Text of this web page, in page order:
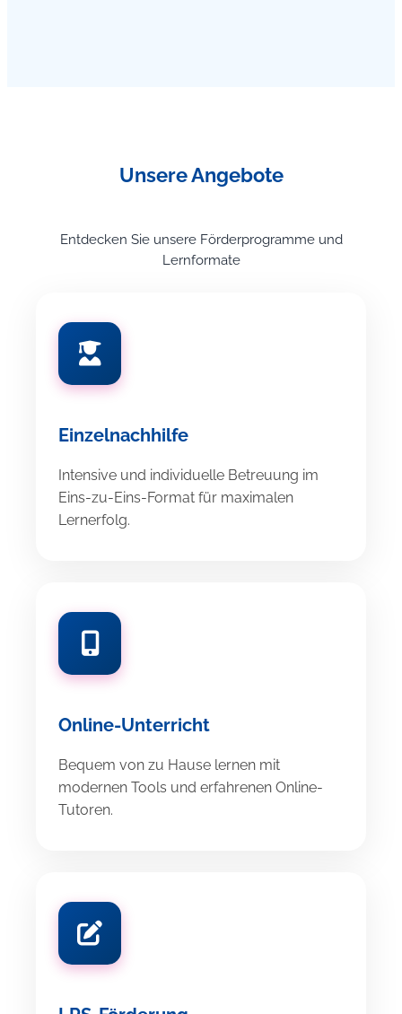
Unsere Angebote
Entdecken Sie unsere Förderprogramme und
Lernformate
Einzelnachhilfe
Intensive und individuelle Betreuung im
Eins-zu-Eins-Format für maximalen
Lernerfolg.
Online-Unterricht
Bequem von zu Hause lernen mit
modernen Tools und erfahrenen Online-
Tutoren.